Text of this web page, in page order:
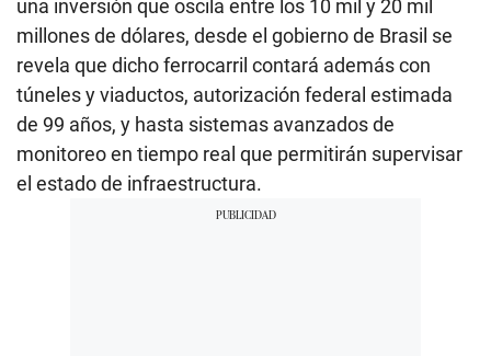
una inversión que oscila entre los 10 mil y 20 mil
millones de dólares, desde el gobierno de Brasil se
revela que dicho ferrocarril contará además con
túneles y viaductos, autorización federal estimada
de 99 años, y hasta sistemas avanzados de
monitoreo en tiempo real que permitirán supervisar
el estado de infraestructura.